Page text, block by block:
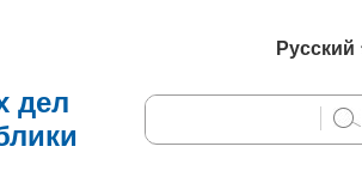
Русский
English
дел